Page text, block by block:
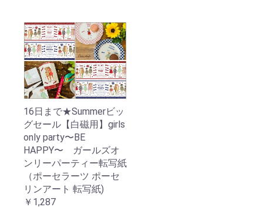
16日まで★Summerビッ
グセール【白磁用】girls
only party〜BE
HAPPY〜 ガールズオ
ンリーパーティー転写紙
（ポーセラーツ ポーセ
リンアート 転写紙)
￥1,287